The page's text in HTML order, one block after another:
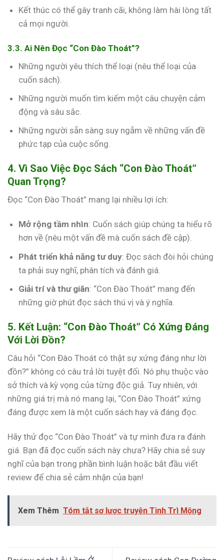
Kết thúc có thể gây tranh cãi, không làm hài lòng tất
cả mọi người.
3.3. Ai Nên Đọc “Con Đào Thoát”?
Những người yêu thích thể loại (nêu thể loại của
cuốn sách).
Những người muốn tìm kiếm một câu chuyện cảm
động và sâu sắc.
Những người sẵn sàng suy ngẫm về những vấn đề
phức tạp của cuộc sống.
4. Vì Sao Việc Đọc Sách “Con Đào Thoát”
Quan Trọng?
Đọc “Con Đào Thoát” mang lại nhiều lợi ích:
Mở rộng tầm nhìn: Cuốn sách giúp chúng ta hiểu rõ
hơn về (nêu một vấn đề mà cuốn sách đề cập).
Phát triển khả năng tư duy: Đọc sách đòi hỏi chúng
ta phải suy nghĩ, phân tích và đánh giá.
Giải trí và thư giãn: “Con Đào Thoát” mang đến
những giờ phút đọc sách thú vị và ý nghĩa.
5. Kết Luận: “Con Đào Thoát” Có Xứng Đáng
Với Lời Đồn?
Câu hỏi “Con Đào Thoát có thật sự xứng đáng như lời
đồn?” không có câu trả lời tuyệt đối. Nó phụ thuộc vào
sở thích và kỳ vọng của từng độc giả. Tuy nhiên, với
những giá trị mà nó mang lại, “Con Đào Thoát” xứng
đáng được xem là một cuốn sách hay và đáng đọc.
Hãy thử đọc “Con Đào Thoát” và tự mình đưa ra đánh
giá. Bạn đã đọc cuốn sách này chưa? Hãy chia sẻ suy
nghĩ của bạn trong phần bình luận hoặc bắt đầu viết
review để chia sẻ cảm nhận của bạn!
Xem Thêm Tóm tắt sơ lược truyện Tinh Trì Mộng